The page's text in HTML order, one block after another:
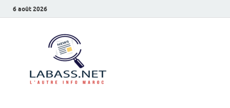
6 août 2026